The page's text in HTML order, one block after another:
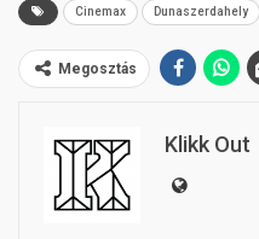
Cinemax Dunaszerdahely
Megosztás
Klikk Out